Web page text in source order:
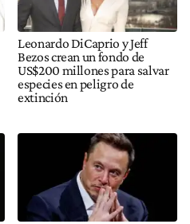
Leonardo DiCaprio y Jeff
Bezos crean un fondo de
US$200 millones para salvar
especies en peligro de
extinción